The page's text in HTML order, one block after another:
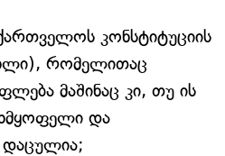
კონსტიტუციის
რომელითაც
მაშინაც კი, თუ ის
და
დაცულია;